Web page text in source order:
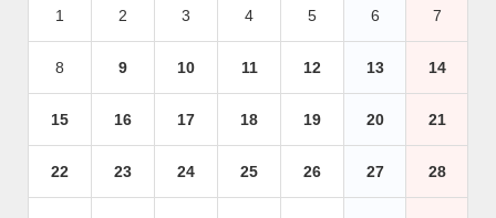
1 2 3 4 5 6 7
8 9 10 11 12 13 14
15 16 17 18 19 20 21
22 23 24 25 26 27 28